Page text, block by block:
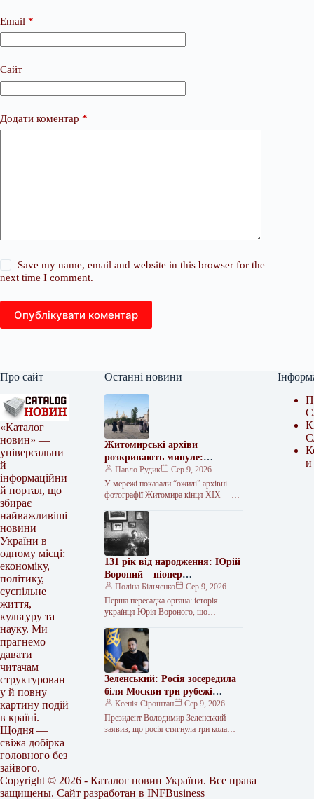
Email *
Сайт
Додати коментар *
Save my name, email and website in this browser for the
next time I comment.
Опублікувати коментар
Про сайт
«Каталог
новин» —
універсальни
й
інформаційни
й портал, що
збирає
найважливіші
новини
України в
одному місці:
економіку,
політику,
суспільне
життя,
культуру та
науку. Ми
прагнемо
давати
читачам
структурован
у й повну
картину подій
в країні.
Щодня —
свіжа добірка
головного без
зайвого.
Останні новини
Житомирські архіви
розкривають минуле:
унікальні фото покажуть
незвідані сторінки міста
Павло Рудик
Сер 9, 2026
У мережі показали “ожилі” архівні
фотографії Житомира кінця ХІХ —
YouTube-каналі “Історії Юри
Мартиновича” опублікували…
131 рік від народження: Юрій
Вороний – піонер
трансплантології
Поліна Більченко
Сер 9, 2026
Перша пересадка органа: історія
українця Юрія Вороного, що
новим стилем) 1895 року в…
Зеленський: Росія зосередила
біля Москви три рубежі
протиповітряної оборони
Ксенія Сіроштан
Сер 9, 2026
Президент Володимир Зеленський
заявив, що росія стягнула три кола
и
Copyright © 2026 - Каталог новин України. Все права
защищены. Сайт разработан в INFBusiness